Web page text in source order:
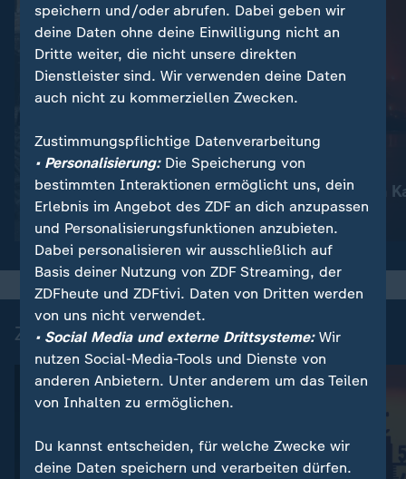
Nachrichten | heute:
Schwere russische
Luftangriffe
Nachrichten | heute
Waldbrände in
Zuletzt auf ZDFheute veröffentlicht
speichern und/oder abrufen. Dabei geben wir
deine Daten ohne deine Einwilligung nicht an
Dritte weiter, die nicht unsere direkten
Dienstleister sind. Wir verwenden deine Daten
auch nicht zu kommerziellen Zwecken.
Zustimmungspflichtige Datenverarbeitung
• Personalisierung:Die Speicherung von
bestimmten Interaktionen ermöglicht uns, dein
Erlebnis im Angebot des ZDF an dich anzupassen
und Personalisierungsfunktionen anzubieten.
Dabei personalisieren wir ausschließlich auf
Basis deiner Nutzung von ZDF Streaming, der
ZDFheute und ZDFtivi. Daten von Dritten werden
von uns nicht verwendet.
• Social Media und externe Drittsysteme:Wir
nutzen Social-Media-Tools und Dienste von
anderen Anbietern. Unter anderem um das Teilen
von Inhalten zu ermöglichen.
Du kannst entscheiden, für welche Zwecke wir
deine Daten speichern und verarbeiten dürfen.